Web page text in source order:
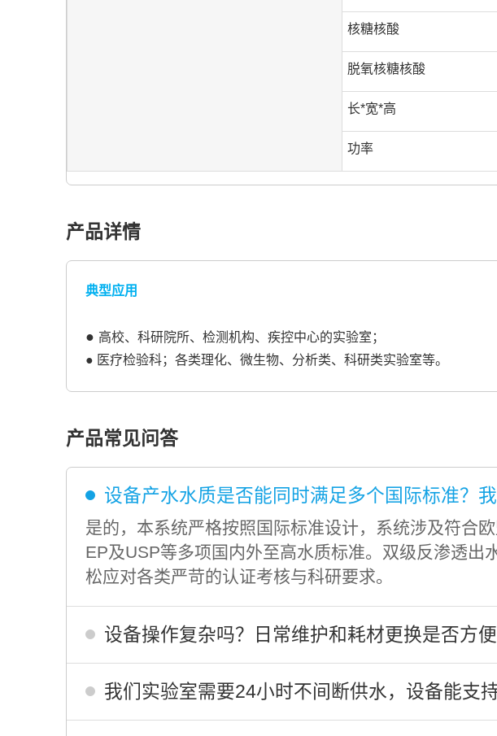
核糖核酸
脱氧核糖核酸
长*宽*高
功率
产品详情
典型应用
● 高校、科研院所、检测机构、疾控中心的实验室；
● 医疗检验科；各类理化、微生物、分析类、科研类实验室等。
产品常见问答
设备产水水质是否能同时满足多个国际标准？
是的，本系统严格按照国际标准设计，系统涉及符合
EP及USP等多项国内外至高水质标准。双级反渗透
松应对各类严苛的认证考核与科研要求。
设备操作复杂吗？日常维护和耗材更换是否方便
我们实验室需要24小时不间断供水，设备能支